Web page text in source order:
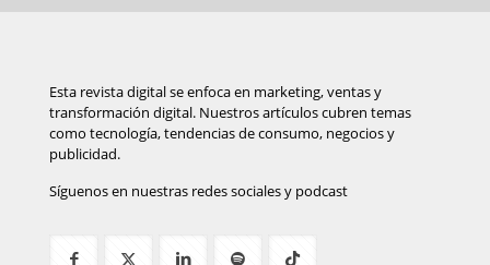
Esta revista digital se enfoca en marketing, ventas y
transformación digital. Nuestros artículos cubren temas
como tecnología, tendencias de consumo, negocios y
publicidad.
Síguenos en nuestras redes sociales y podcast